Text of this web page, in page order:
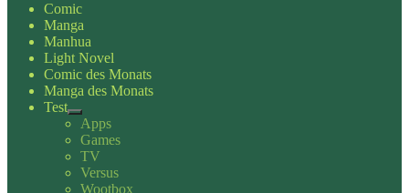
Comic
Manga
Manhua
Light Novel
Comic des Monats
Manga des Monats
Test
Apps
Games
TV
Versus
Wootbox